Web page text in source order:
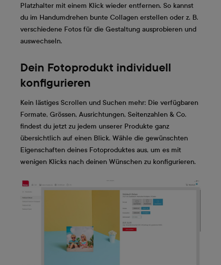
Platzhalter mit einem Klick wieder entfernen. So kannst
du im Handumdrehen bunte Collagen erstellen oder z. B.
verschiedene Fotos für die Gestaltung ausprobieren und
auswechseln.
Dein Fotoprodukt individuell
konfigurieren
Kein lästiges Scrollen und Suchen mehr: Die verfügbaren
Formate, Grössen, Ausrichtungen, Seitenzahlen & Co.
findest du jetzt zu jedem unserer Produkte ganz
übersichtlich auf einen Blick. Wähle die gewünschten
Eigenschaften deines Fotoproduktes aus, um es mit
wenigen Klicks nach deinen Wünschen zu konfigurieren.